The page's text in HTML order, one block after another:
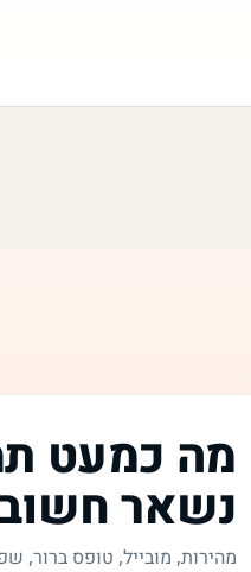
מה כמעט
נשאר
מהירות, מובייל, טופס ברור,